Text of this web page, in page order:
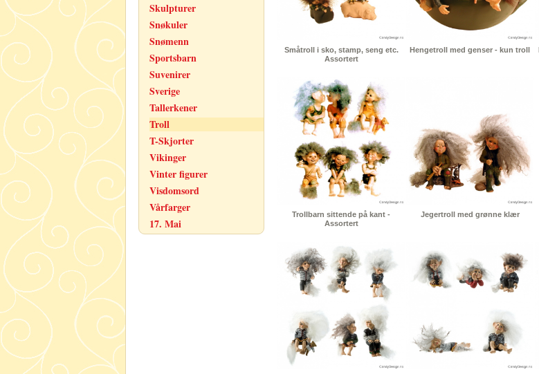
Skulpturer
Snøkuler
Snømenn
Sportsbarn
Suvenirer
Sverige
Tallerkener
Troll
T-Skjorter
Vikinger
Vinter figurer
Visdomsord
Vårfarger
17. Mai
Småtroll i sko, stamp, seng etc.
Assortert
Hengetroll med genser - kun troll
Trollbarn sittende på kant -
Assortert
Jegertroll med grønne klær